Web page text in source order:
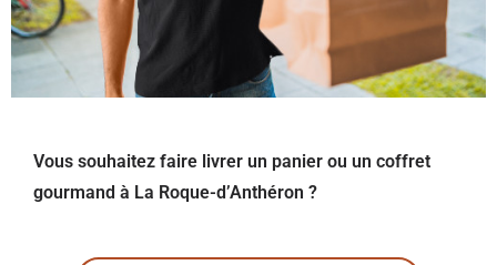
Vous souhaitez faire livrer un panier ou un coffret
gourmand à La Roque-d’Anthéron ?